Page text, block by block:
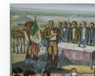
Turismo
Trámites
Servicios